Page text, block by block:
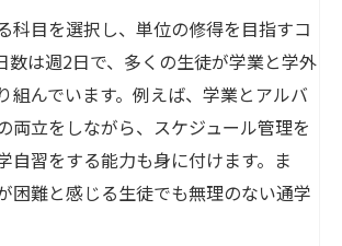
科目を選択し、単位の修得を目指すコ
数は週2日で、多くの生徒が学業と学外
組んでいます。例えば、学業とアルバ
両立をしながら、スケジュール管理を
自習をする能力も身に付けます。ま
困難と感じる生徒でも無理のない通学